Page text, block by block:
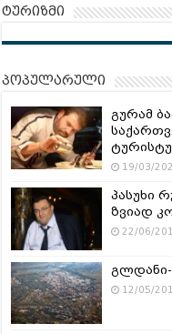
ტურიზმი
პოპულარული
გურამ
19/03/
პასუხი
ზვიად
22/06/
გლდანი-
12/05/